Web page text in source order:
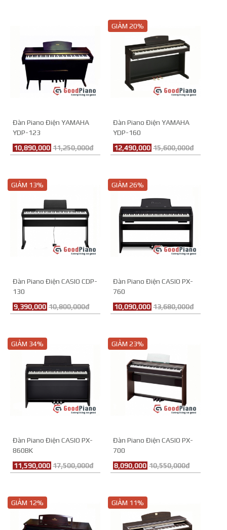
Đàn Piano Điện YAMAHA
YDP-123
10,890,000 11,250,000đ
GIẢM 20%
Đàn Piano Điện YAMAHA
YDP-160
12,490,000 15,600,000đ
GIẢM 13%
Đàn Piano Điện CASIO CDP-
130
9,390,000 10,800,000đ
GIẢM 26%
Đàn Piano Điện CASIO PX-
760
10,090,000 13,680,000đ
GIẢM 34%
Đàn Piano Điện CASIO PX-
860BK
11,590,000 17,500,000đ
GIẢM 23%
Đàn Piano Điện CASIO PX-
700
8,090,000 10,550,000đ
GIẢM 12% GIẢM 11%